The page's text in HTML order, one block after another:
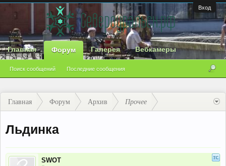
Вход
Главная Форум
Поиск сообщений Последние сообщения
Галерея Вебкамеры
Главная Форум Архив Прочее
Льдинка
SWOT